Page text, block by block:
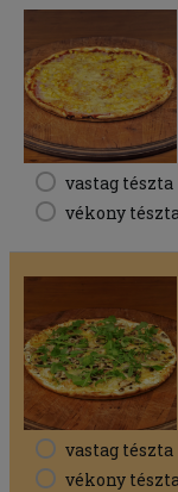
vastag tészta
vékony tészta
vastag tészta
vékony tészta